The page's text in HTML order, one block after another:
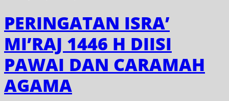
PERINGATAN ISRA’
MI’RAJ 1446 H DIISI
PAWAI DAN CARAMAH
AGAMA